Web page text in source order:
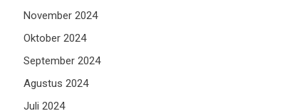
November 2024
Oktober 2024
September 2024
Agustus 2024
Juli 2024